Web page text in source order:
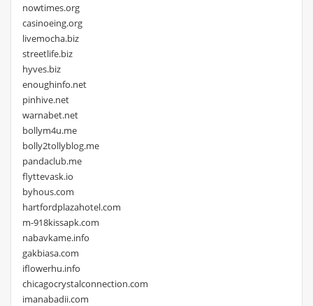
nowtimes.org
casinoeing.org
livemocha.biz
streetlife.biz
hyves.biz
enoughinfo.net
pinhive.net
warnabet.net
bollym4u.me
bolly2tollyblog.me
pandaclub.me
flyttevask.io
byhous.com
hartfordplazahotel.com
m-918kissapk.com
nabavkame.info
gakbiasa.com
iflowerhu.info
chicagocrystalconnection.com
imanabadii.com